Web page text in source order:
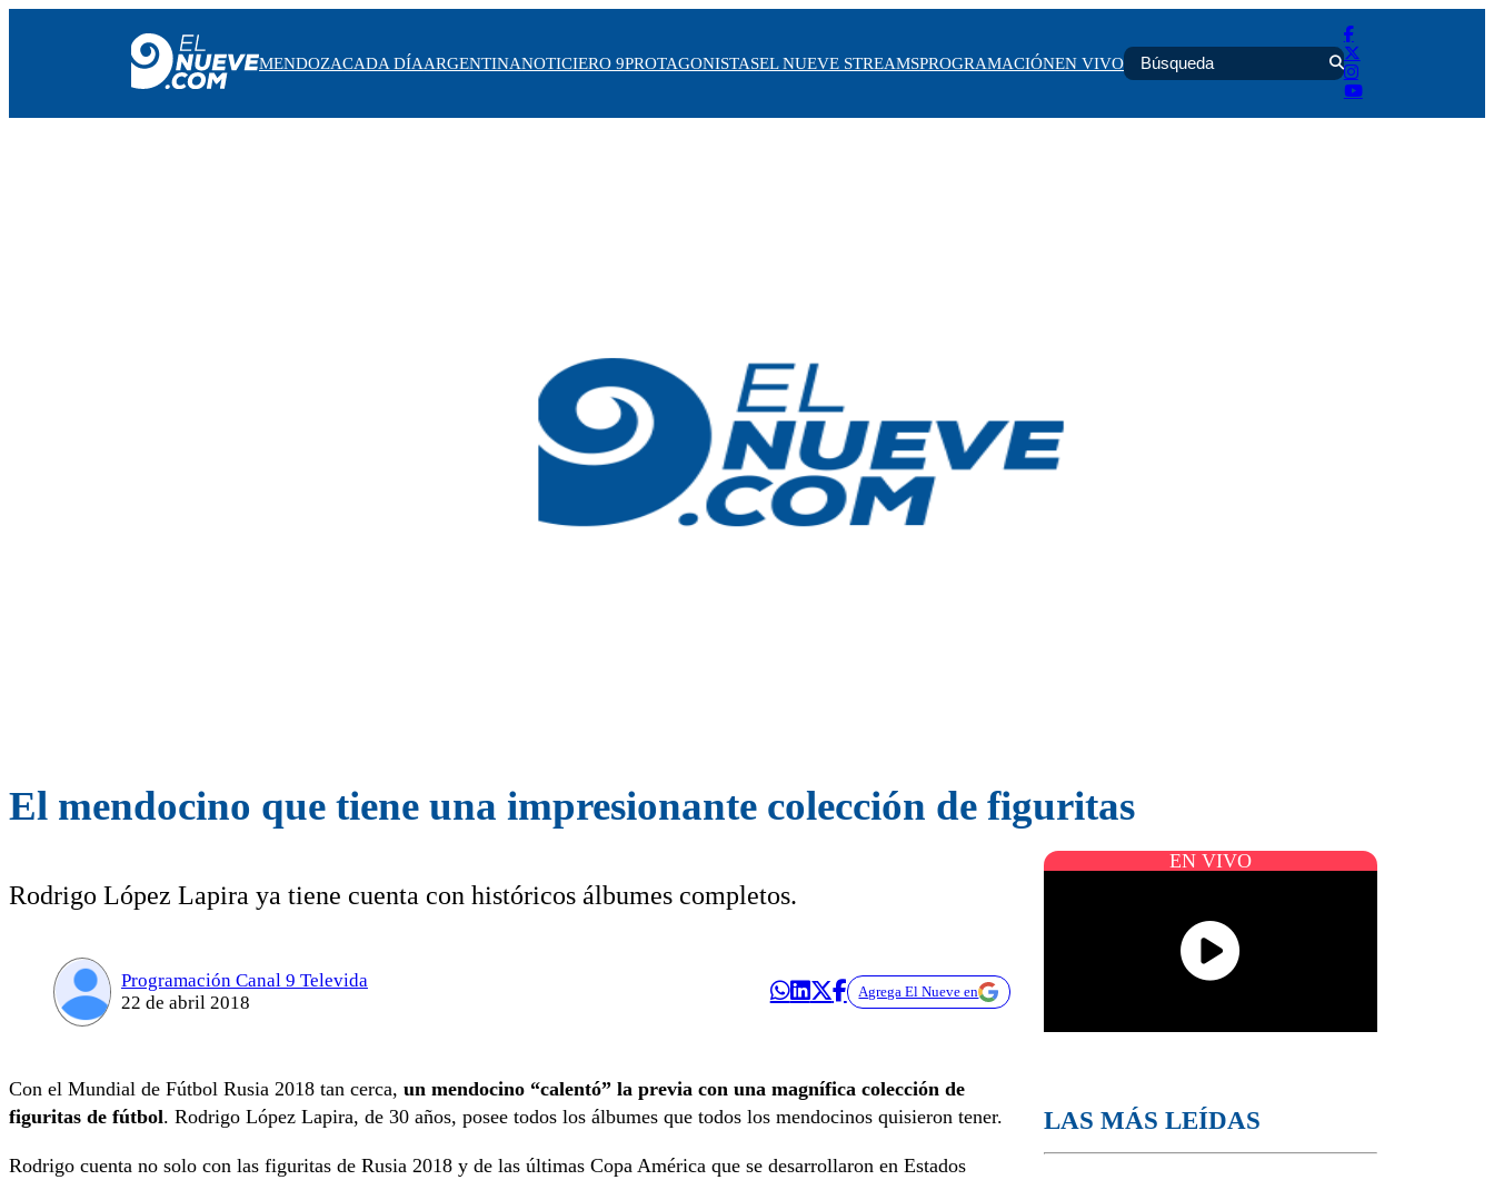
MENDOZACADA DÍAARGENTINANOTICIERO 9PROTAGONISTASEL NUEVE STREAMSPROGRAMACIÓNEN VIVO
El mendocino que tiene una impresionante colección de figuritas
Rodrigo López Lapira ya tiene cuenta con históricos álbumes completos.
Programación Canal 9 Televida
22 de abril 2018
Agrega El Nueve en
Con el Mundial de Fútbol Rusia 2018 tan cerca, un mendocino “calentó” la previa con una magnífica colección de
figuritas de fútbol. Rodrigo López Lapira, de 30 años, posee todos los álbumes que todos los mendocinos quisieron tener.
Rodrigo cuenta no solo con las figuritas de Rusia 2018 y de las últimas Copa América que se desarrollaron en Estados
EN VIVO
LAS MÁS LEÍDAS